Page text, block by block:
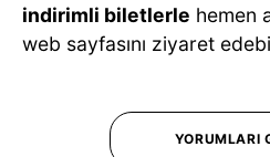
indirimli biletlerle hemen
web sayfasını ziyaret
YORUMLARI